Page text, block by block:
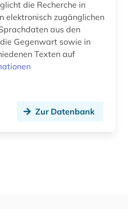
die Recherche in
elektronisch zugänglichen
aus den
Gegenwart sowie in
Texten auf
Zur Datenbank